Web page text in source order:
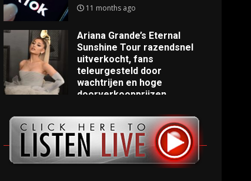
11 months ago
Ariana Grande’s Eternal
Sunshine Tour razendsnel
uitverkocht, fans
teleurgesteld door
wachtrijen en hoge
doorverkoopprijzen